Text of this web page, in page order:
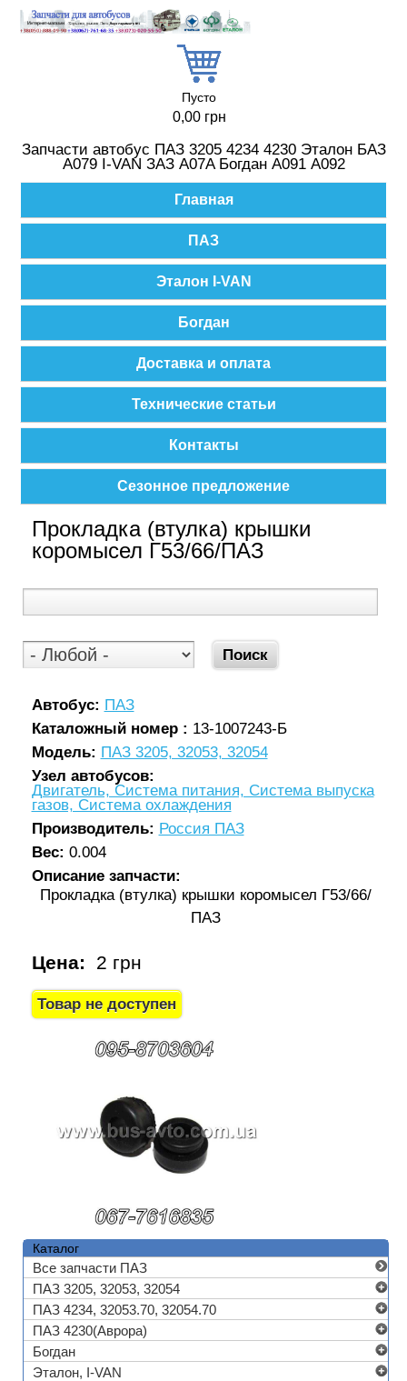
Пусто
0,00 грн
Запчасти автобус ПАЗ 3205 4234 4230 Эталон БАЗ
А079 I-VAN ЗАЗ A07A Богдан А091 А092
Главная
ПАЗ
Эталон I-VAN
Богдан
Доставка и оплата
Технические статьи
Контакты
Сезонное предложение
Прокладка (втулка) крышки
коромысел Г53/66/ПАЗ
Автобус: ПАЗ
Каталожный номер : 13-1007243-Б
Модель: ПАЗ 3205, 32053, 32054
Узел автобусов:
Двигатель, Система питания, Система выпуска
газов, Система охлаждения
Производитель: Россия ПАЗ
Вес: 0.004
Описание запчасти:
Прокладка (втулка) крышки коромысел Г53/66/
ПАЗ
Цена: 2 грн
Каталог
Все запчасти ПАЗ
ПАЗ 3205, 32053, 32054
ПАЗ 4234, 32053.70, 32054.70
ПАЗ 4230(Аврора)
Богдан
Эталон, I-VAN